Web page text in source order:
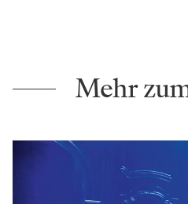
Mehr